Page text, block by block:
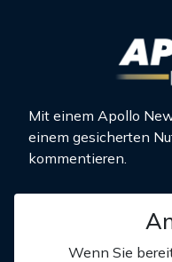
Mit einem Apollo
einem gesicherten
kommentieren.
Wenn Sie